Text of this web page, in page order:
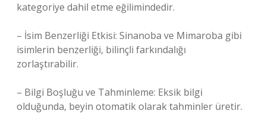
kategoriye dahil etme eğilimindedir.
– İsim Benzerliği Etkisi: Sinanoba ve Mimaroba gibi
isimlerin benzerliği, bilinçli farkındalığı
zorlaştırabilir.
– Bilgi Boşluğu ve Tahminleme: Eksik bilgi
olduğunda, beyin otomatik olarak tahminler üretir.